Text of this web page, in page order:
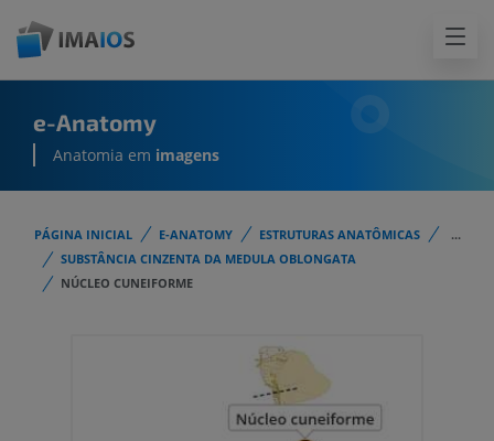
e-Anatomy
Anatomia em imagens
PÁGINA INICIAL E-ANATOMY ESTRUTURAS ANATÔMICAS
...
SUBSTÂNCIA CINZENTA DA MEDULA OBLONGATA
NÚCLEO CUNEIFORME